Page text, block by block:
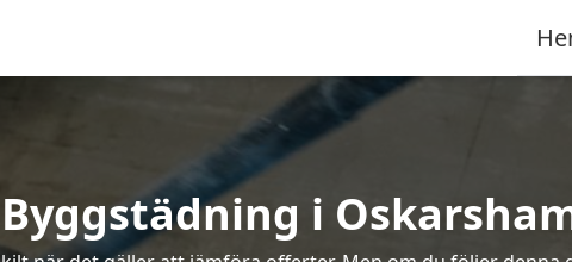
Byggstädning i